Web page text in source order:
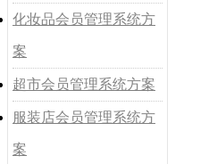
化妆品会员管理系统方
案
超市会员管理系统方案
服装店会员管理系统方
案